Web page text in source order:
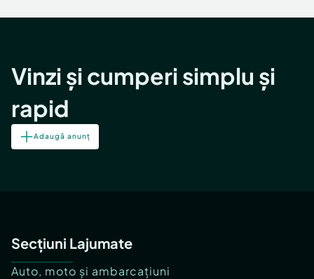
Servicii
Inchiriere Bunuri si Vehicule
Vinzi și cumperi simplu și
rapid
Adaugă anunț
Secțiuni Lajumate
Auto, moto și ambarcațiuni